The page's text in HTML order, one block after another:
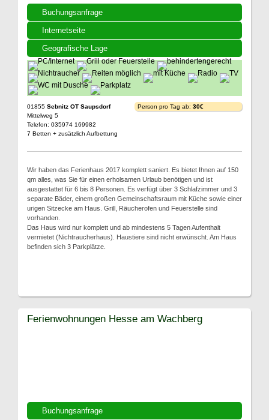
Buchungsanfrage
Internetseite
Geografische Lage
01855 Sebnitz OT Saupsdorf
Mittelweg 5
Telefon: 035974 169982
7 Betten + zusätzlich Aufbettung
Person pro Tag ab: 30€
Wir haben das Ferienhaus 2017 komplett saniert. Es bietet Ihnen auf 150
qm alles, was Sie für einen erholsamen Urlaub benötigen und ist
ausgestattet für 6 bis 8 Personen. Es verfügt über 3 Schlafzimmer und 3
separate Bäder, einem großen Gemeinschaftsraum mit Küche sowie einer
urigen Sitzecke am Haus. Grill, Räucherofen und Feuerstelle sind
vorhanden.
Das Haus wird nur komplett und ab mindestens 5 Tagen Aufenthalt
vermietet (Nichtraucherhaus). Haustiere sind nicht erwünscht. Am Haus
befinden sich 3 Parkplätze.
Buchungsanfrage
Ferienwohnungen Hesse am Wachberg